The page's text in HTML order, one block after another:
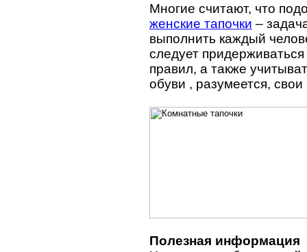
Многие считают, что
женские тапочки –
выполнить каждый
следует
правил, а также
обуви , разумеется, свои
Полезная информация